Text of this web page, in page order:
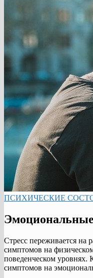
ПСИХИЧЕСКИЕ
Стресс переживается на
симптомов на
поведенческом уровнях.
симптомов на